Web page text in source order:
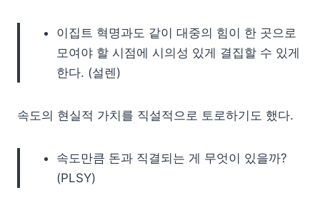
이집트 혁명과도 같이 대중의 힘이 한 곳으로
모여야 할 시점에 시의성 있게 결집할 수 있게
한다. (설렌)
속도의 현실적 가치를 직설적으로 토로하기도 했다.
속도만큼 돈과 직결되는 게 무엇이 있을까?
(PLSY)